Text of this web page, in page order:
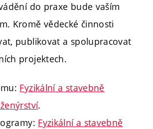
do praxe bude vaším
Kromě vědecké činnosti
publikovat a spolupracovat
projektech.
Fyzikální a stavebně
.
Fyzikální a stavebně